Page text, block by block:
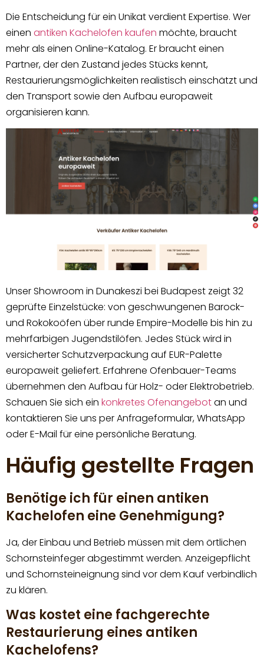
Die Entscheidung für ein Unikat verdient Expertise. Wer
einen antiken Kachelofen kaufen möchte, braucht
mehr als einen Online-Katalog. Er braucht einen
Partner, der den Zustand jedes Stücks kennt,
Restaurierungsmöglichkeiten realistisch einschätzt und
den Transport sowie den Aufbau europaweit
organisieren kann.
Unser Showroom in Dunakeszi bei Budapest zeigt 32
geprüfte Einzelstücke: von geschwungenen Barock-
und Rokokoöfen über runde Empire-Modelle bis hin zu
mehrfarbigen Jugendstilöfen. Jedes Stück wird in
versicherter Schutzverpackung auf EUR-Palette
europaweit geliefert. Erfahrene Ofenbauer-Teams
übernehmen den Aufbau für Holz- oder Elektrobetrieb.
Schauen Sie sich ein konkretes Ofenangebotan und
kontaktieren Sie uns per Anfrageformular, WhatsApp
oder E-Mail für eine persönliche Beratung.
Häufig gestellte Fragen
Benötige ich für einen antiken
Kachelofen eine Genehmigung?
Ja, der Einbau und Betrieb müssen mit dem örtlichen
Schornsteinfeger abgestimmt werden. Anzeigepflicht
und Schornsteineignung sind vor dem Kauf verbindlich
zu klären.
Was kostet eine fachgerechte
Restaurierung eines antiken
Kachelofens?